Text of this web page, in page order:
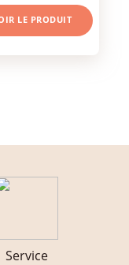
LE PRODUIT
Service